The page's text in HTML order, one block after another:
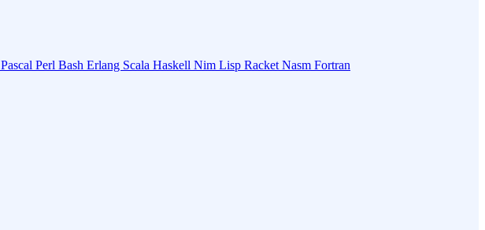
Pascal Perl Bash Erlang Scala Haskell Nim Lisp Racket Nasm Fortran